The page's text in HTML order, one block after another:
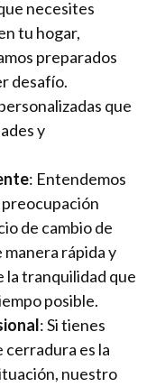
necesites
tu hogar,
preparados
desafío.
que
y
: Entendemos
preocupación
de cambio de
manera rápida y
tranquilidad que
posible.
: Si tienes
cerradura es la
nuestro